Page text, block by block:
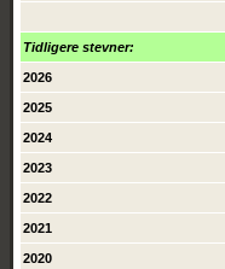
Tidligere stevner:
2026
2025
2024
2023
2022
2021
2020